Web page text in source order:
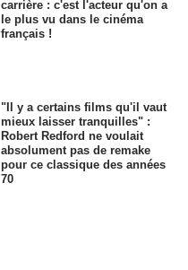
carrière : c'est l'acteur qu'on a
le plus vu dans le cinéma
français !
"Il y a certains films qu'il vaut
mieux laisser tranquilles" :
Robert Redford ne voulait
absolument pas de remake
pour ce classique des années
70